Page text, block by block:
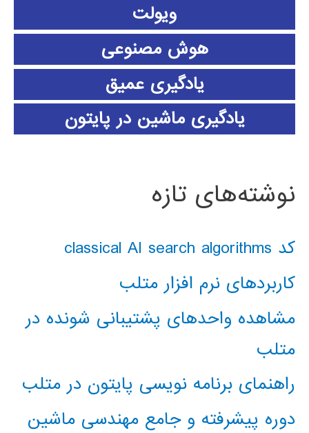
ویولت
هوش مصنوعی
یادگیری عمیق
یادگیری ماشین در پایتون
نوشته‌های تازه
کد classical AI search algorithms
کاربردهای نرم افزار متلب
مشاهده واحدهای پشتیبانی شونده در
متلب
راهنمای برنامه نویسی پایتون در متلب
دوره پیشرفته و جامع مهندسی ماشین